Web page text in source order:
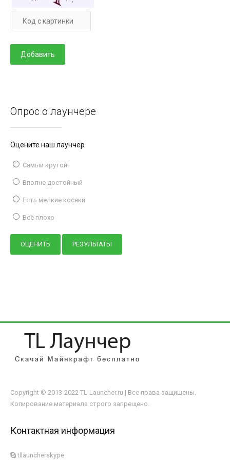
Опрос о лаунчере
Оцените наш лаунчер
Самый крутой!
Вполне достойный
Есть мелкие косяки
Всё плохо
Copyright © 2013-2022 TL-Launcher.ru | Все права защищены.
Копирование материала строго запрещено.
Контактная информация
tllauncherskype